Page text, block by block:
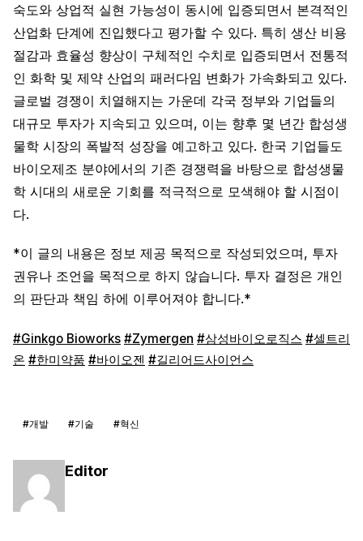
숙도와 상업적 실현 가능성이 동시에 입증되면서 본격적인
산업화 단계에 진입했다고 평가할 수 있다. 특히 생산 비용
절감과 효율성 향상이 구체적인 수치로 입증되면서 전통적
인 화학 및 제약 산업의 패러다임 변화가 가속화되고 있다.
글로벌 경쟁이 치열해지는 가운데 각국 정부와 기업들의
대규모 투자가 지속되고 있으며, 이는 향후 몇 년간 합성생
물학 시장의 폭발적 성장을 예고하고 있다. 한국 기업들도
바이오제조 분야에서의 기존 경쟁력을 바탕으로 합성생물
학 시대의 새로운 기회를 적극적으로 모색해야 할 시점이
다.
*이 글의 내용은 정보 제공 목적으로 작성되었으며, 투자
권유나 조언을 목적으로 하지 않습니다. 투자 결정은 개인
의 판단과 책임 하에 이루어져야 합니다.*
#Ginkgo Bioworks #Zymergen #삼성바이오로직스 #셀트리
온 #한미약품 #바이오젠 #길리어드사이언스
#개발 #기술 #혁신
Editor